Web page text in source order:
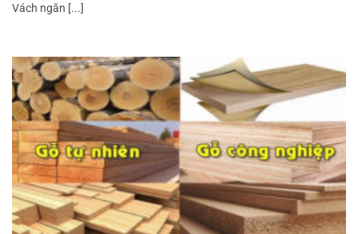
Vách ngăn [...]